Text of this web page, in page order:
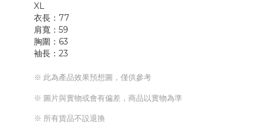
XL
衣長：77
肩寬：59
胸圍：63
袖長：23
※ 此為產品效果預想圖，僅供參考
※ 圖片與實物或會有偏差，商品以實物為準
※ 所有貨品不設退換